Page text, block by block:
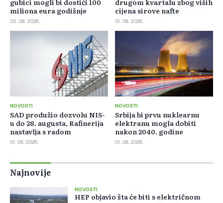
miliona eura godišnje
03. 08. 2026.
cijena sirove nafte
01. 08. 2026.
NOVOSTI
SAD produžio dozvolu NIS-
u do 28. augusta, Rafinerija
nastavlja s radom
01. 08. 2026.
NOVOSTI
Srbija bi prvu nuklearnu
elektranu mogla dobiti
nakon 2040. godine
01. 08. 2026.
Najnovije
NOVOSTI
HEP objavio šta će biti s električnom